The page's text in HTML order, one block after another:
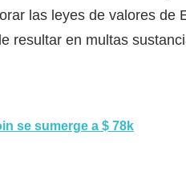
las leyes de valores de
resultar en multas
se sumerge a $ 78k